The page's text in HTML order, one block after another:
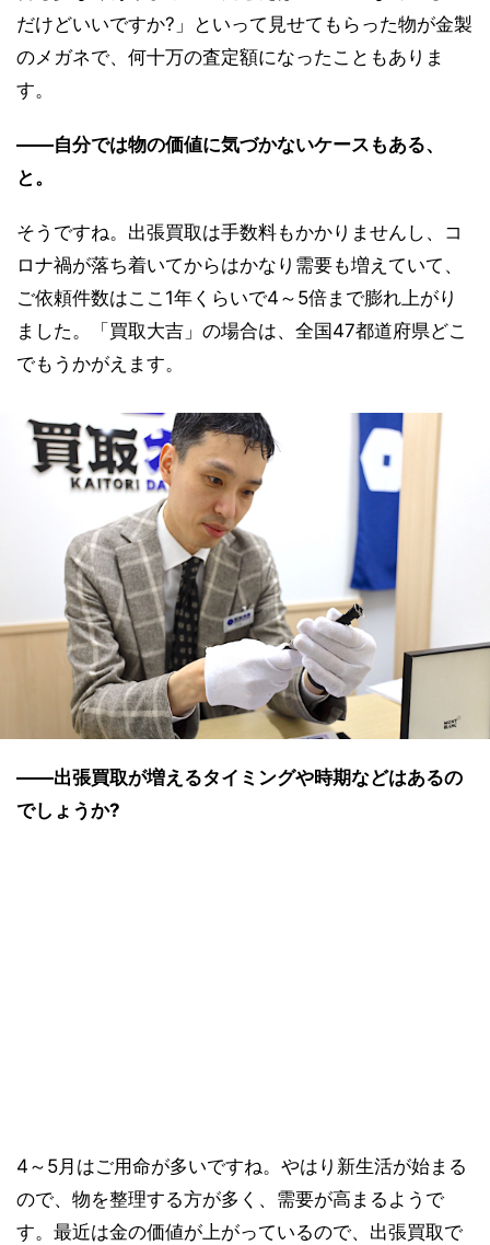
だけどいいですか?」といって見せてもらった物が金製
のメガネで、何十万の査定額になったこともありま
す。
――自分では物の価値に気づかないケースもある、
と。
そうですね。出張買取は手数料もかかりませんし、コ
ロナ禍が落ち着いてからはかなり需要も増えていて、
ご依頼件数はここ1年くらいで4～5倍まで膨れ上がり
ました。「買取大吉」の場合は、全国47都道府県どこ
でもうかがえます。
――出張買取が増えるタイミングや時期などはあるの
でしょうか?
4～5月はご用命が多いですね。やはり新生活が始まる
ので、物を整理する方が多く、需要が高まるようで
す。最近は金の価値が上がっているので、出張買取で